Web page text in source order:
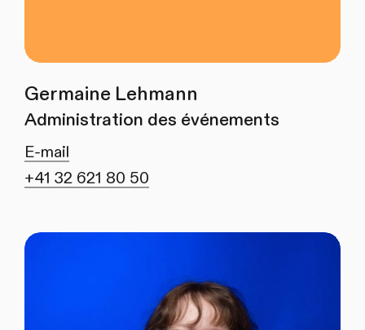
Germaine Lehmann
Administration des événements
E-mail
+41 32 621 80 50